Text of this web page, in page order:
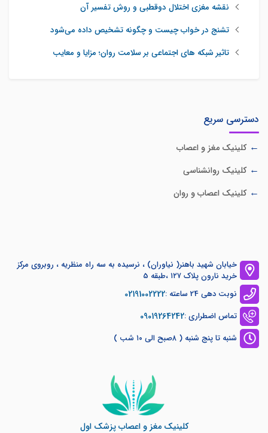
نقشه مغزی اختلال دوقطبی و روش تفسیر آن
تشنج در خواب چیست و چگونه تشخیص داده می‌شود
تاثیر شبکه‌ های اجتماعی بر سلامت روان؛ مزایا و معایب
دسترسی سریع
کلینیک مغز و اعصاب
کلینیک روانشناسی
کلینیک اعصاب و روان
خیابان شهید باهنر( نیاوران) ، نرسیده به سه راه منظریه ، روبروی مرکز
خرید نارون پلاک ۱۲۷ ،طبقه 5
نوبت دهی 24 ساعته :
02191002222
تماس اضطراری :09019264242
شنبه تا پنج شنبه ( ۸صبح الی ۱۰ شب )
کلینیک مغز و اعصاب پزشک اول